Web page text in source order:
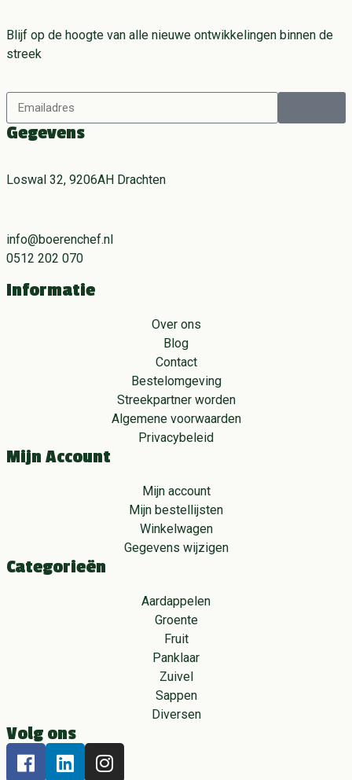
Blijf op de hoogte van alle nieuwe ontwikkelingen binnen de
streek
Gegevens
Loswal 32, 9206AH Drachten
info@boerenchef.nl
0512 202 070
Informatie
Over ons
Blog
Contact
Bestelomgeving
Streekpartner worden
Algemene voorwaarden
Privacybeleid
Mijn Account
Mijn account
Mijn bestellijsten
Winkelwagen
Gegevens wijzigen
Categorieën
Aardappelen
Groente
Fruit
Panklaar
Zuivel
Sappen
Diversen
Volg ons